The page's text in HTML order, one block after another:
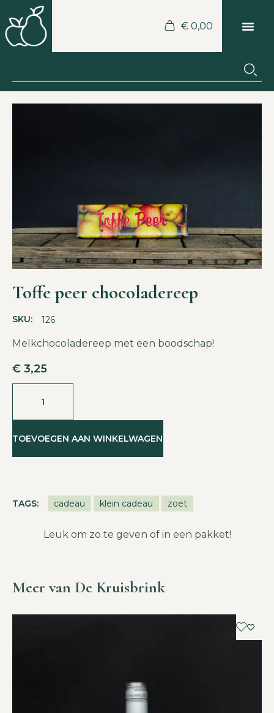
€0,00
Toffe peer chocoladereep
SKU: 126
Melkchocoladereep met een boodschap!
€ 3,25
TOEVOEGEN AAN WINKELWAGEN
TAGS: cadeau klein cadeau zoet
Leuk om zo te geven of in een pakket!
Meer van De Kruisbrink